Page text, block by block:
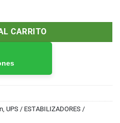
Elise TAMF-12K 12kVA,
CARRITO
, UPS / ESTABILIZADORES /